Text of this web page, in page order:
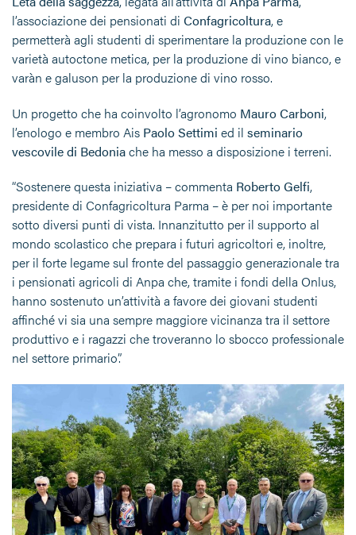
l’associazione dei pensionati di Confagricoltura, e
permetterà agli studenti di sperimentare la produzione con le
varietà autoctone metica, per la produzione di vino bianco, e
varàn e galuson per la produzione di vino rosso.
Un progetto che ha coinvolto l’agronomo Mauro Carboni,
l’enologo e membro Ais Paolo Settimi ed il seminario
vescovile di Bedoniache ha messo a disposizione i terreni.
“Sostenere questa iniziativa – commenta Roberto Gelfi,
presidente di Confagricoltura Parma – è per noi importante
sotto diversi punti di vista. Innanzitutto per il supporto al
mondo scolastico che prepara i futuri agricoltori e, inoltre,
per il forte legame sul fronte del passaggio generazionale tra
i pensionati agricoli di Anpa che, tramite i fondi della Onlus,
hanno sostenuto un’attività a favore dei giovani studenti
affinché vi sia una sempre maggiore vicinanza tra il settore
produttivo e i ragazzi che troveranno lo sbocco professionale
nel settore primario”.